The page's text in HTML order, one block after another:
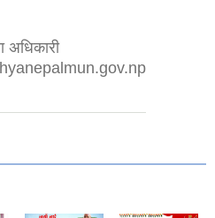
अधिकारी